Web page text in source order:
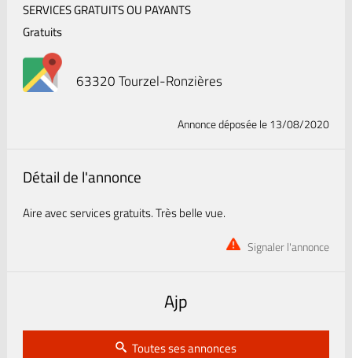
SERVICES GRATUITS OU PAYANTS
Gratuits
63320 Tourzel-Ronzières
Annonce déposéele 13/08/2020
Détail de l'annonce
Aire avec services gratuits. Très belle vue.
Signaler l'annonce
Ajp
Toutes ses annonces